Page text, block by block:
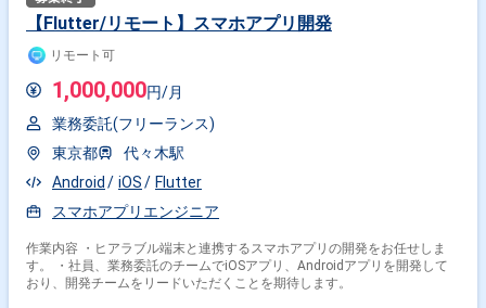
【Flutter/リモート】スマホアプリ開発
リモート可
1,000,000円/月
業務委託(フリーランス)
東京都
代々木駅
Android
iOS
Flutter
スマホアプリエンジニア
作業内容 ・ヒアラブル端末と連携するスマホアプリの開発をお任せしま
す。 ・社員、業務委託のチームでiOSアプリ、Androidアプリを開発して
おり、開発チームをリードいただくことを期待します。